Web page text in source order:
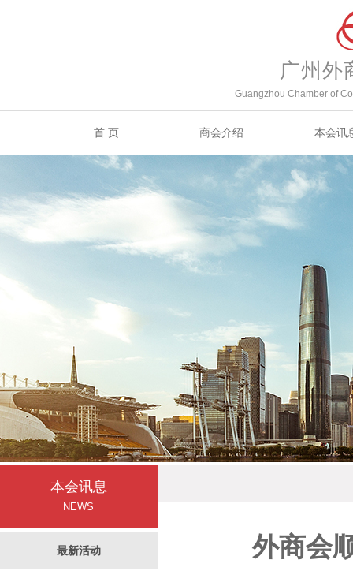
广州外
Guangzhou Chamber of
首 页 商会介绍 本会讯
本会讯息
NEWS
最新活动 外商会